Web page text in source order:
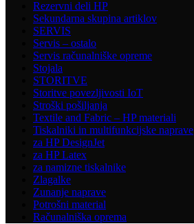
Rezervni deli HP
Sekundarna skupina artiklov
SERVIS
Servis – ostalo
Servis računalniške opreme
Stojala
STORITVE
Storitve povezljivosti IoT
Stroški pošiljanja
Textile and Fabric – HP materiali
Tiskalniki in multifunkcijske naprave
za HP DesignJet
za HP Latex
za namizne tiskalnike
Zlagalke
Zunanje naprave
Potrošni material
Računalniška oprema